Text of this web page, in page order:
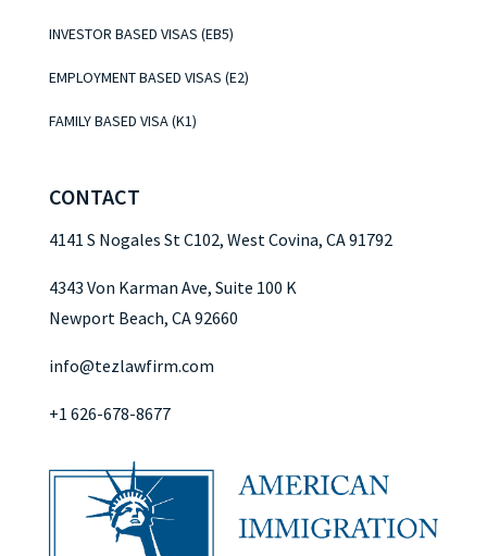
INVESTOR BASED VISAS (EB5)
EMPLOYMENT BASED VISAS (E2)
FAMILY BASED VISA (K1)
CONTACT
4141 S Nogales St C102, West Covina, CA 91792
4343 Von Karman Ave, Suite 100 K
Newport Beach, CA 92660
info@tezlawfirm.com
+1 626-678-8677